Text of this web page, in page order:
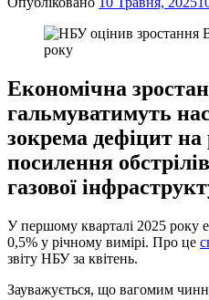
Економічна
гальмуватимуть
зокрема дефіцит на
посилення
газової
У першому кварталі 2025 року
0,5% у річному вимірі. Про це
звіту НБУ за квітень.
Зауважується, що вагомим